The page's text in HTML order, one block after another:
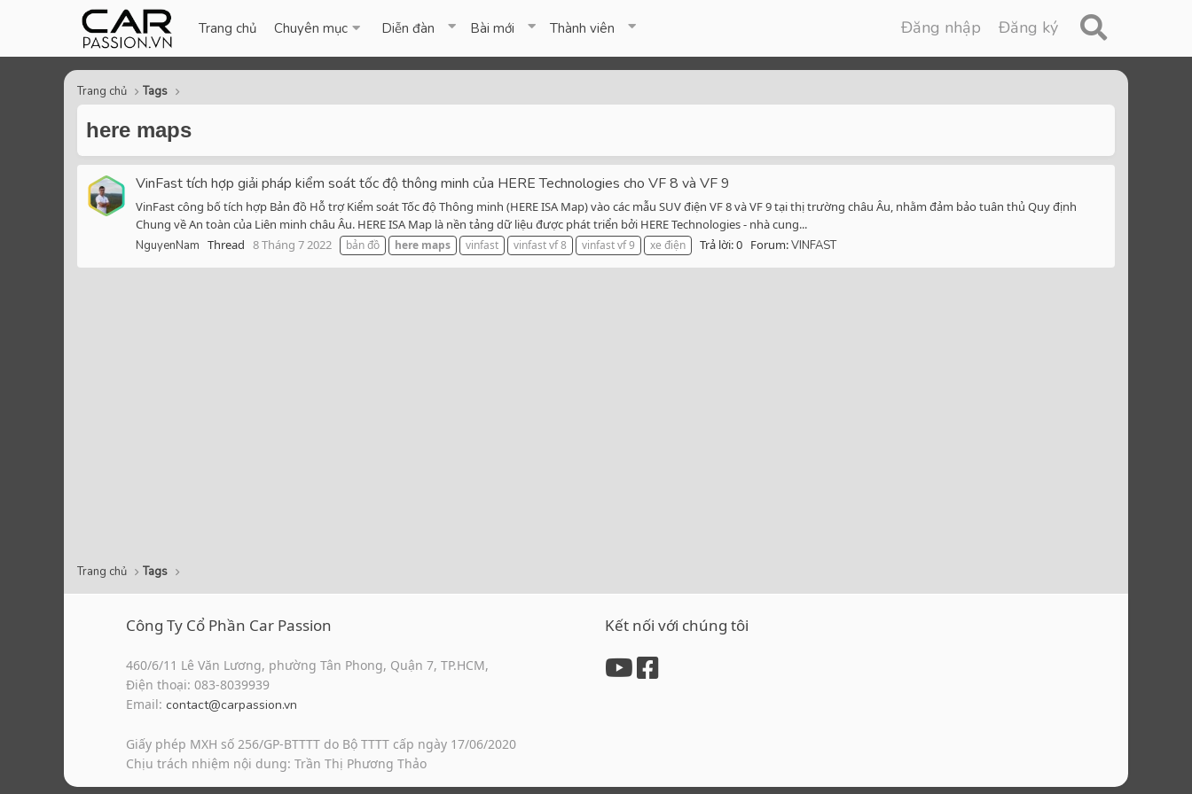
Trang chủ Chuyên mục Diễn đàn Bài mới Thành viên Đăng nhập Đăng ký
Trang chủ Tags
here maps
VinFast tích hợp giải pháp kiểm soát tốc độ thông minh của HERE Technologies cho VF 8 và VF 9
VinFast công bố tích hợp Bản đồ Hỗ trợ Kiểm soát Tốc độ Thông minh (HERE ISA Map) vào các mẫu SUV điện VF 8 và VF 9 tại thị trường châu Âu, nhằm đảm bảo tuân thủ Quy định
Chung về An toàn của Liên minh châu Âu. HERE ISA Map là nền tảng dữ liệu được phát triển bởi HERE Technologies - nhà cung...
NguyenNam Thread 8 Tháng 7 2022 bản đồ here maps vinfast vinfast vf 8 vinfast vf 9 xe điện Trả lời: 0 Forum:VINFAST
Trang chủ Tags
Công Ty Cổ Phần Car Passion
460/6/11 Lê Văn Lương, phường Tân Phong, Quận 7, TP.HCM,
Điện thoại: 083-8039939
Email: contact@carpassion.vn
Giấy phép MXH số 256/GP-BTTTT do Bộ TTTT cấp ngày 17/06/2020
Chịu trách nhiệm nội dung: Trần Thị Phương Thảo
Kết nối với chúng tôi